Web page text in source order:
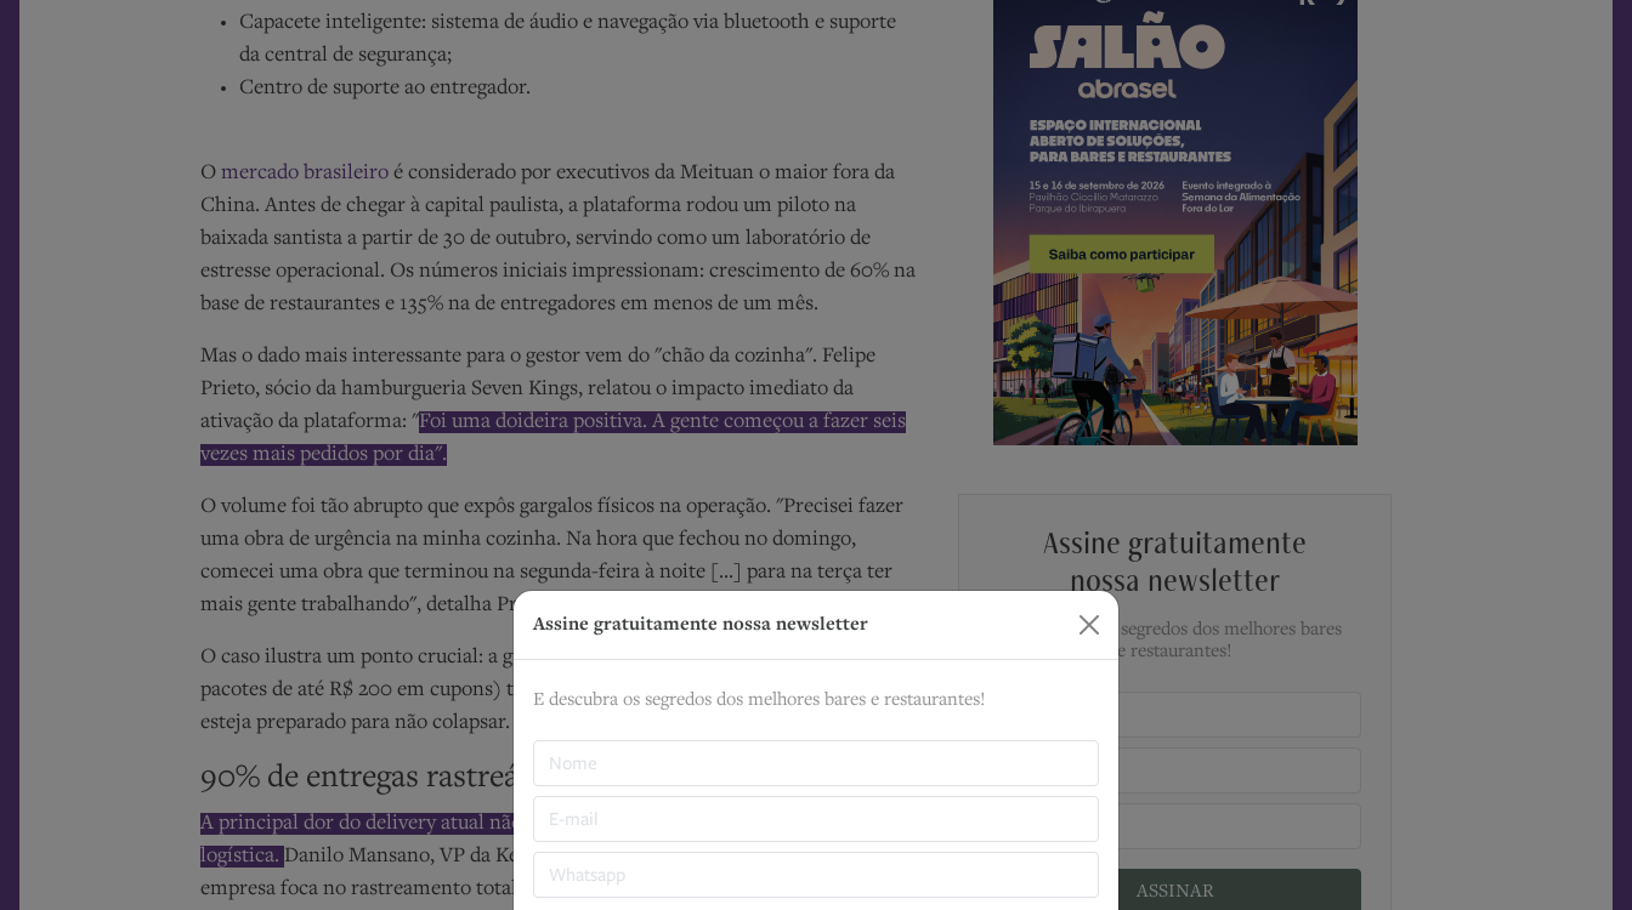
Capacete inteligente: sistema de áudio e navegação via bluetooth e suporte
da central de segurança;
Centro de suporte ao entregador.
O mercado brasileiro é considerado por executivos da Meituan o maior fora da
China. Antes de chegar à capital paulista, a plataforma rodou um piloto na
baixada santista a partir de 30 de outubro, servindo como um laboratório de
estresse operacional. Os números iniciais impressionam: crescimento de 60% na
base de restaurantes e 135% na de entregadores em menos de um mês.
Mas o dado mais interessante para o gestor vem do "chão da cozinha". Felipe
Prieto, sócio da hamburgueria Seven Kings, relatou o impacto imediato da
ativação da plataforma: "Foi uma doideira positiva. A gente começou a fazer seis
vezes mais pedidos por dia".
O volume foi tão abrupto que expôs gargalos físicos na operação. "Precisei fazer
uma obra de urgência na minha cozinha. Na hora que fechou no domingo,
comecei uma obra que terminou na segunda-feira à noite [...] para na terça ter
mais gente trabalhando", detalha Prieto.
O caso ilustra um ponto crucial: a guerra de subsídios (o consumidor recebe
pacotes de até R$ 200 em cupons) traz volume, mas exige que o back-of-house
esteja preparado para não colapsar.
90% de entregas rastreáveis
A principal dor do delivery atual não é apenas a taxa, mas a inconsistência
logística. Danilo Mansano, VP da Keeta no Brasil, enfatiza que a tecnologia da
empresa foca no rastreamento total, cobrindo mais de 90% das entregas, e na
Assine gratuitamente
nossa newsletter
E descubra os segredos dos melhores bares
e restaurantes!
ASSINAR
Assine gratuitamente nossa newsletter
E descubra os segredos dos melhores bares e restaurantes!